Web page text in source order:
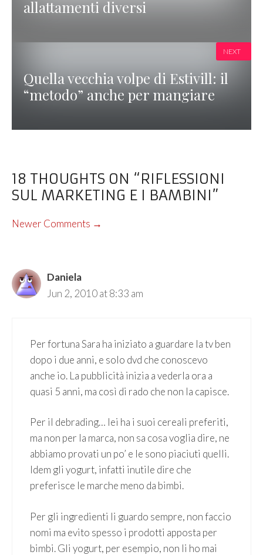
allattamenti diversi
Quella vecchia volpe di Estivill: il
“metodo” anche per mangiare
NEXT
18 THOUGHTS ON “RIFLESSIONI
SUL MARKETING E I BAMBINI”
COMMENT
Newer Comments →
Daniela
Jun 2, 2010 at 8:33 am
Per fortuna Sara ha iniziato a guardare la tv ben
dopo i due anni, e solo dvd che conoscevo
anche io. La pubblicità inizia a vederla ora a
quasi 5 anni, ma così di rado che non la capisce.
Per il debrading… lei ha i suoi cereali preferiti,
ma non per la marca, non sa cosa voglia dire, ne
abbiamo provati un po’ e le sono piaciuti quelli.
Idem gli yogurt, infatti inutile dire che
preferisce le marche meno da bimbi.
Per gli ingredienti li guardo sempre, non faccio
nomi ma evito spesso i prodotti apposta per
bimbi. Gli yogurt, per esempio, non li ho mai